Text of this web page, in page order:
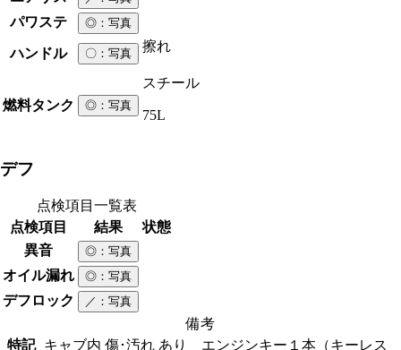
パワステ ◎ ：写真
ハンドル 〇 ：写真 擦れ
燃料タンク ◎ ：写真
スチール
75L
デフ
点検項目一覧表
点検項目
結果
状態
異音
◎ ：写真
オイル漏れ ◎ ：写真
デフロック ／ ：写真
備考
特記 キャブ内 傷･汚れ あり エンジンキー１本（キーレス